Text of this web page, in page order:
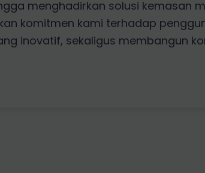
menghadirkan solusi kemasan
komitmen kami terhadap
inovatif, sekaligus membangun